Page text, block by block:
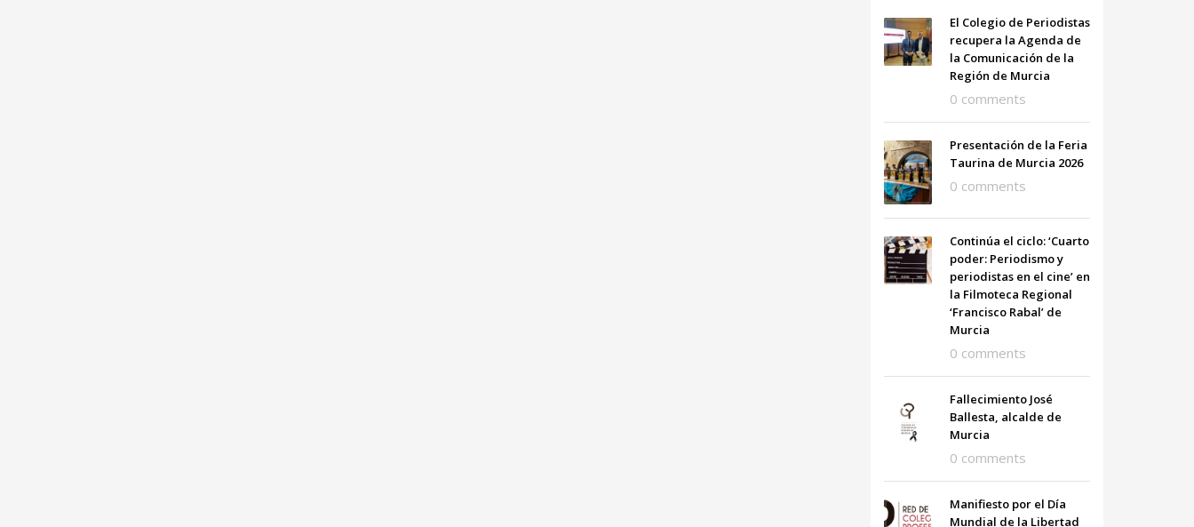
El Colegio de Periodistas
recupera la Agenda de
la Comunicación de la
Región de Murcia
0 comments
Presentación de la Feria
Taurina de Murcia 2026
0 comments
Continúa el ciclo: ‘Cuarto
poder: Periodismo y
periodistas en el cine’ en
la Filmoteca Regional
‘Francisco Rabal’ de
Murcia
0 comments
Fallecimiento José
Ballesta, alcalde de
Murcia
0 comments
Manifiesto por el Día
Mundial de la Libertad